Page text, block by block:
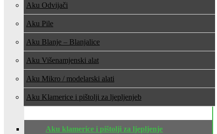
Aku Odvijači
Aku Pile
Aku Blanje – Blanjalice
Aku Višenamjenski alat
Aku Mikro / modelarski alati
Aku Klamerice i pištolji za ljepljenje
Aku klamerice i pištolji za ljepljenje